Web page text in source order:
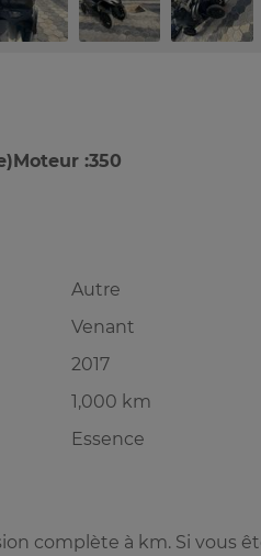
:350
Autre
Venant
2017
1,000 km
Essence
complète à km. Si vous